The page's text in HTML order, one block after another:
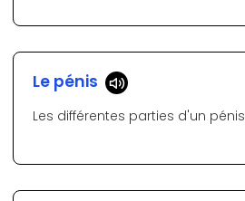
Le pénis
Les différentes parties d'un pénis